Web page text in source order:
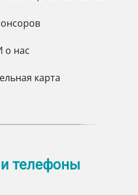
о нас
карта
телефоны